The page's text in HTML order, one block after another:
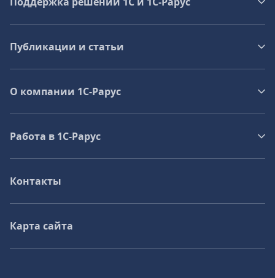
Публикации и статьи
О компании 1C-Рарус
Работа в 1С‑Рарус
Контакты
Карта сайта